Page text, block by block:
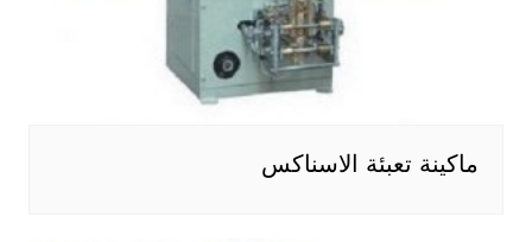
ماكينة تعبئة الاسناكس